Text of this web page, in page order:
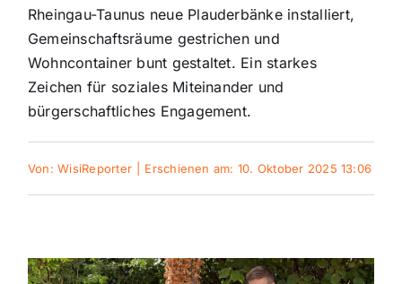
Mein Stadtteil
Galerie
Themen und Termine
Rheingau-Taunus neue Plauderbänke installiert,
Gemeinschaftsräume gestrichen und
Wohncontainer bunt gestaltet. Ein starkes
Zeichen für soziales Miteinander und
bürgerschaftliches Engagement.
Von:WisiReporter Erschienen am: 10. Oktober 2025 13:06